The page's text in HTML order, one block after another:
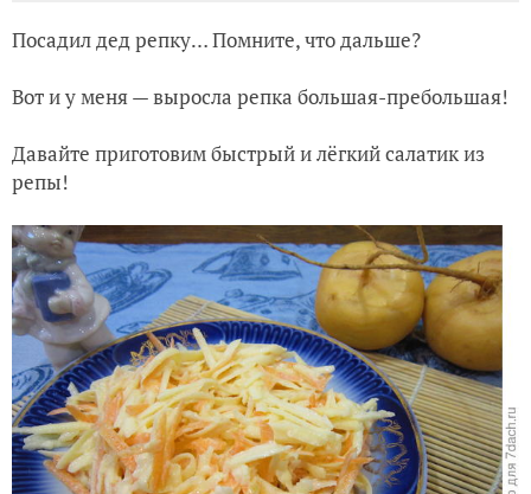
Посадил дед репку… Помните, что дальше?
Вот и у меня — выросла репка большая-пребольшая!
Давайте приготовим быстрый и лёгкий салатик из
репы!